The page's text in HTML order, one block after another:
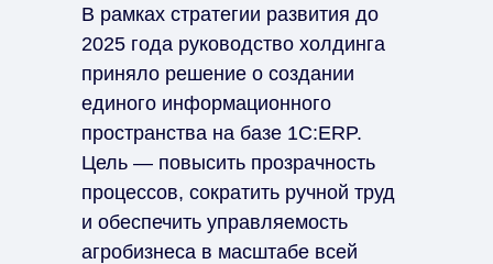
В рамках стратегии развития до
2025 года руководство холдинга
приняло решение о создании
единого информационного
пространства на базе 1С:ERP.
Цель — повысить прозрачность
процессов, сократить ручной труд
и обеспечить управляемость
агробизнеса в масштабе всей